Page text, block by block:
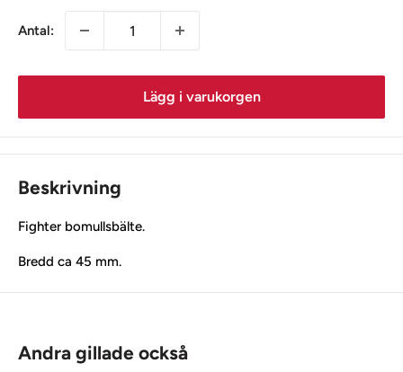
Antal:
Lägg i varukorgen
Beskrivning
Fighter bomullsbälte.
Bredd ca 45 mm.
Andra gillade också